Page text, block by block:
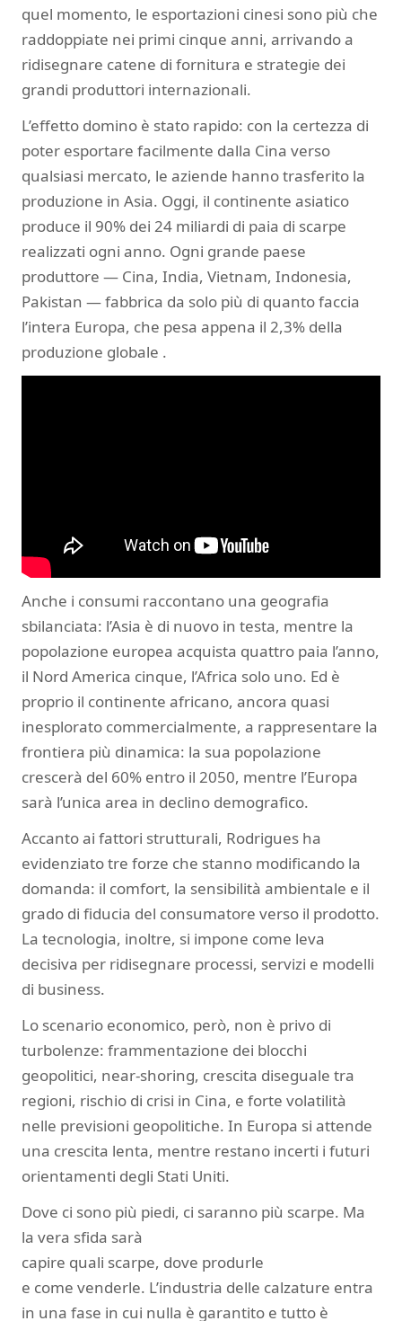
quel momento, le esportazioni cinesi sono più che
raddoppiate nei primi cinque anni, arrivando a
ridisegnare catene di fornitura e strategie dei
grandi produttori internazionali.
L’effetto domino è stato rapido: con la certezza di
poter esportare facilmente dalla Cina verso
qualsiasi mercato, le aziende hanno trasferito la
produzione in Asia. Oggi, il continente asiatico
produce il 90% dei 24 miliardi di paia di scarpe
realizzati ogni anno. Ogni grande paese
produttore — Cina, India, Vietnam, Indonesia,
Pakistan — fabbrica da solo più di quanto faccia
l’intera Europa, che pesa appena il 2,3% della
produzione globale .
Anche i consumi raccontano una geografia
sbilanciata: l’Asia è di nuovo in testa, mentre la
popolazione europea acquista quattro paia l’anno,
il Nord America cinque, l’Africa solo uno. Ed è
proprio il continente africano, ancora quasi
inesplorato commercialmente, a rappresentare la
frontiera più dinamica: la sua popolazione
crescerà del 60% entro il 2050, mentre l’Europa
sarà l’unica area in declino demografico.
Accanto ai fattori strutturali, Rodrigues ha
evidenziato tre forze che stanno modificando la
domanda: il comfort, la sensibilità ambientale e il
grado di fiducia del consumatore verso il prodotto.
La tecnologia, inoltre, si impone come leva
decisiva per ridisegnare processi, servizi e modelli
di business.
Lo scenario economico, però, non è privo di
turbolenze: frammentazione dei blocchi
geopolitici, near-shoring, crescita diseguale tra
regioni, rischio di crisi in Cina, e forte volatilità
nelle previsioni geopolitiche. In Europa si attende
una crescita lenta, mentre restano incerti i futuri
orientamenti degli Stati Uniti.
Dove ci sono più piedi, ci saranno più scarpe. Ma
la vera sfida sarà
capire quali scarpe, dove produrle
e come venderle. L’industria delle calzature entra
in una fase in cui nulla è garantito e tutto è